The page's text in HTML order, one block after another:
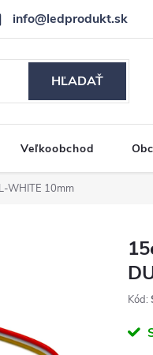
info@ledprodukt.sk
HĽADAŤ
Veľkoobchod
WHITE 10mm
Kód: